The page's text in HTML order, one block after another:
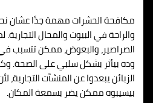
مكافحة الحشرات مهمة جدًا عشان
والراحة في البيوت والمحال التجارية.
الصراصير، والبعوض، ممكن تتسبب
وده بيأثر بشكل سلبي على الصحة.
الزبائن يبعدوا عن المنشآت التجارية،
بيسيبوه ممكن يضر بسمعة المكان.